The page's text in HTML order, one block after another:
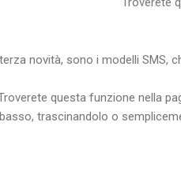
novità, sono i modelli SMS,
questa funzione nella
basso, trascinandolo o